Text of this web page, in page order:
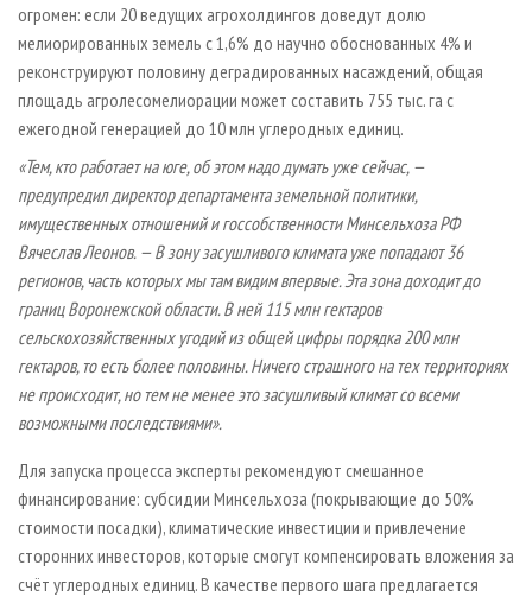
огромен: если 20 ведущих агрохолдингов доведут долю
мелиорированных земель с 1,6% до научно обоснованных 4% и
реконструируют половину деградированных насаждений, общая
площадь агролесомелиорации может составить 755 тыс. га с
ежегодной генерацией до 10 млн углеродных единиц.
«Тем, кто работает на юге, об этом надо думать уже сейчас, —
предупредил директор департамента земельной политики,
имущественных отношений и госсобственности Минсельхоза РФ
Вячеслав Леонов. — В зону засушливого климата уже попадают 36
регионов, часть которых мы там видим впервые. Эта зона доходит до
границ Воронежской области. В ней 115 млн гектаров
сельскохозяйственных угодий из общей цифры порядка 200 млн
гектаров, то есть более половины. Ничего страшного на тех территориях
не происходит, но тем не менее это засушливый климат со всеми
возможными последствиями».
Для запуска процесса эксперты рекомендуют смешанное
финансирование: субсидии Минсельхоза (покрывающие до 50%
стоимости посадки), климатические инвестиции и привлечение
сторонних инвесторов, которые смогут компенсировать вложения за
счёт углеродных единиц. В качестве первого шага предлагается